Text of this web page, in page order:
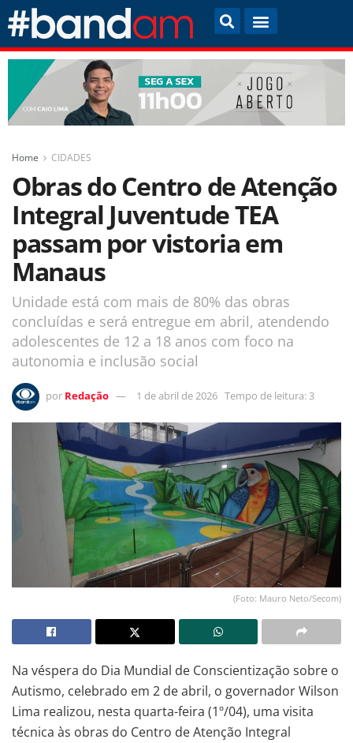
Home CIDADES
Obras do Centro de Atenção
Integral Juventude TEA
passam por vistoria em
Manaus
Unidade está com mais de 80% das obras
concluídas e será entregue em abril, atendendo
adolescentes de 12 a 18 anos com foco na
autonomia e inclusão social
por Redação 1 de abril de 2026 Tempo de leitura: 3
(Foto: Mauro Neto/Secom)
Na véspera do Dia Mundial de Conscientização sobre o
Autismo, celebrado em 2 de abril, o governador Wilson
Lima realizou, nesta quarta-feira (1º/04), uma visita
técnica às obras do Centro de Atenção Integral